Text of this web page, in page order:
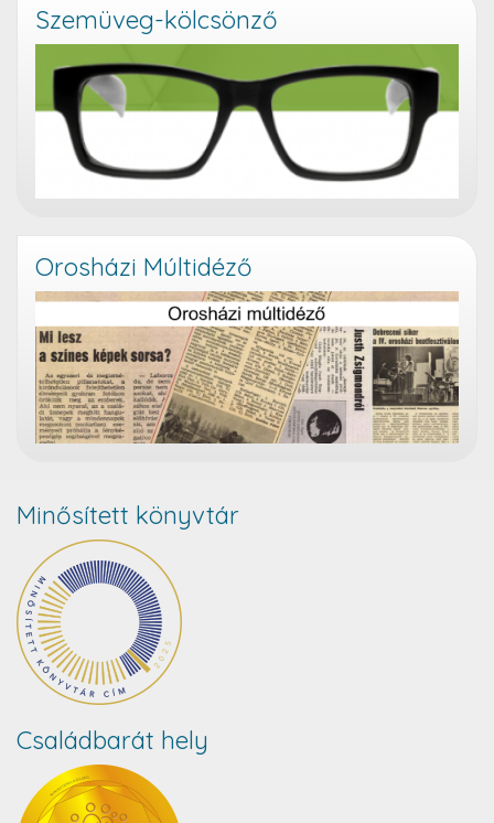
Szemüveg-kölcsönző
Orosházi Múltidéző
Minősített könyvtár
Családbarát hely